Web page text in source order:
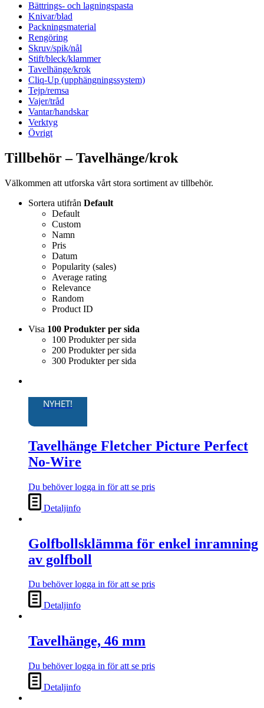
Bättrings- och lagningspasta
Knivar/blad
Packningsmaterial
Rengöring
Skruv/spik/nål
Stift/bleck/klammer
Tavelhänge/krok
Cliq-Up (upphängningssystem)
Tejp/remsa
Vajer/tråd
Vantar/handskar
Verktyg
Övrigt
Tillbehör – Tavelhänge/krok
Välkommen att utforska vårt stora sortiment av tillbehör.
Sortera utifrån Default
Default
Custom
Namn
Pris
Datum
Popularity (sales)
Average rating
Relevance
Random
Product ID
Visa 100 Produkter per sida
100 Produkter per sida
200 Produkter per sida
300 Produkter per sida
NYHET!
Tavelhänge Fletcher Picture Perfect
No-Wire
Du behöver logga in för att se pris
Detaljinfo
Golfbollsklämma för enkel inramning
av golfboll
Du behöver logga in för att se pris
Detaljinfo
Tavelhänge, 46 mm
Du behöver logga in för att se pris
Detaljinfo